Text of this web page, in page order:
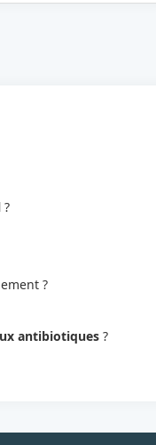
?
?
antibiotiques?